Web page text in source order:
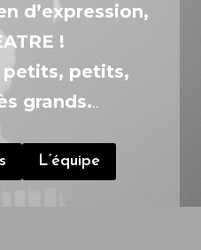
d’expression,
!
petits, petits,
grands...
L’équipe